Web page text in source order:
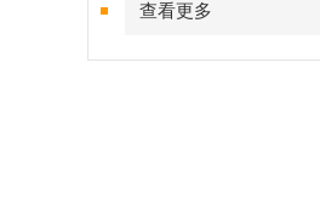
查看更多